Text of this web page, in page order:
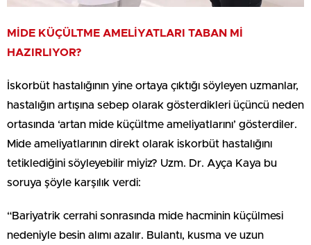
MİDE KÜÇÜLTME AMELİYATLARI TABAN Mİ
HAZIRLIYOR?
İskorbüt hastalığının yine ortaya çıktığı söyleyen uzmanlar,
hastalığın artışına sebep olarak gösterdikleri üçüncü neden
ortasında ‘artan mide küçültme ameliyatlarını’ gösterdiler.
Mide ameliyatlarının direkt olarak iskorbüt hastalığını
tetiklediğini söyleyebilir miyiz? Uzm. Dr. Ayça Kaya bu
soruya şöyle karşılık verdi:
“Bariyatrik cerrahi sonrasında mide hacminin küçülmesi
nedeniyle besin alımı azalır. Bulantı, kusma ve uzun